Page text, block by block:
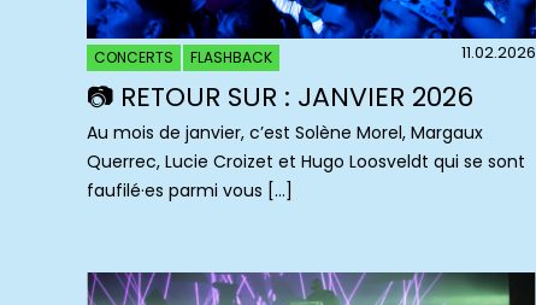
CONCERTS FLASHBACK 11.02.2026
📷 RETOUR SUR : JANVIER 2026
Au mois de janvier, c’est Solène Morel, Margaux
Querrec, Lucie Croizet et Hugo Loosveldt qui se sont
faufilé·es parmi vous […]